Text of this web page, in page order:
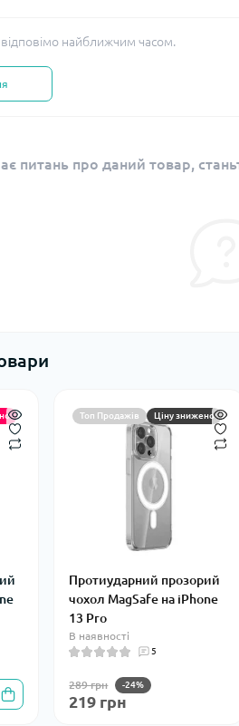
найближчим часом.
питань про даний товар,
Топ Продажів Ціну знижено
Протиударний прозорий
чохол MagSafe на iPhone
13 Pro
В наявності
5
289 грн -24%
219 грн